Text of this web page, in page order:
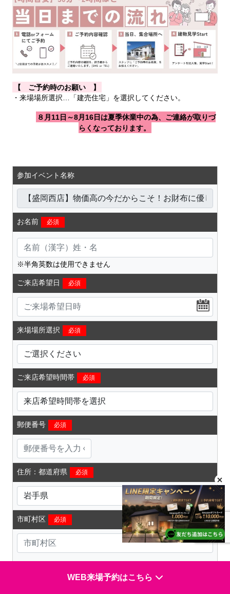
WEB来場予約はこちら
【 ご予約時のお願い 】
・来場場所選択…「建売住宅」を選択してください。
８月11日～8月16日は夏季休業中の為、ご連絡が取りづ
らくなっております。
参加イベント名称
お名前 必須
※半角英数は使用できません
ご来店希望日 必須
来場場所選択 必須
ご来店希望時間帯 必須
郵便番号 必須
住所：都道府県 必須
市町村区 必須